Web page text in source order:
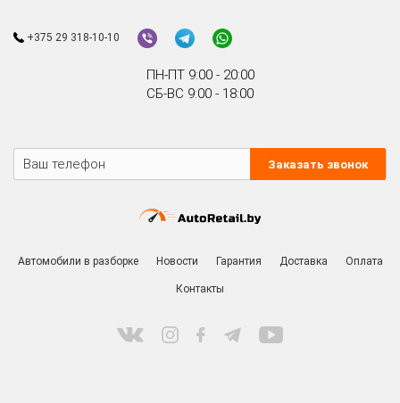
+375 29 318-10-10
ПН-ПТ 9:00 - 20:00
СБ-ВС 9:00 - 18:00
Заказать звонок
Автомобили в разборке Новости Гарантия Доставка Оплата
Контакты